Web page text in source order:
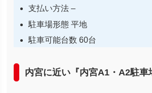
支払い方法 –
駐車場形態 平地
駐車可能台数 60台
内宮に近い『内宮A1・A2駐車